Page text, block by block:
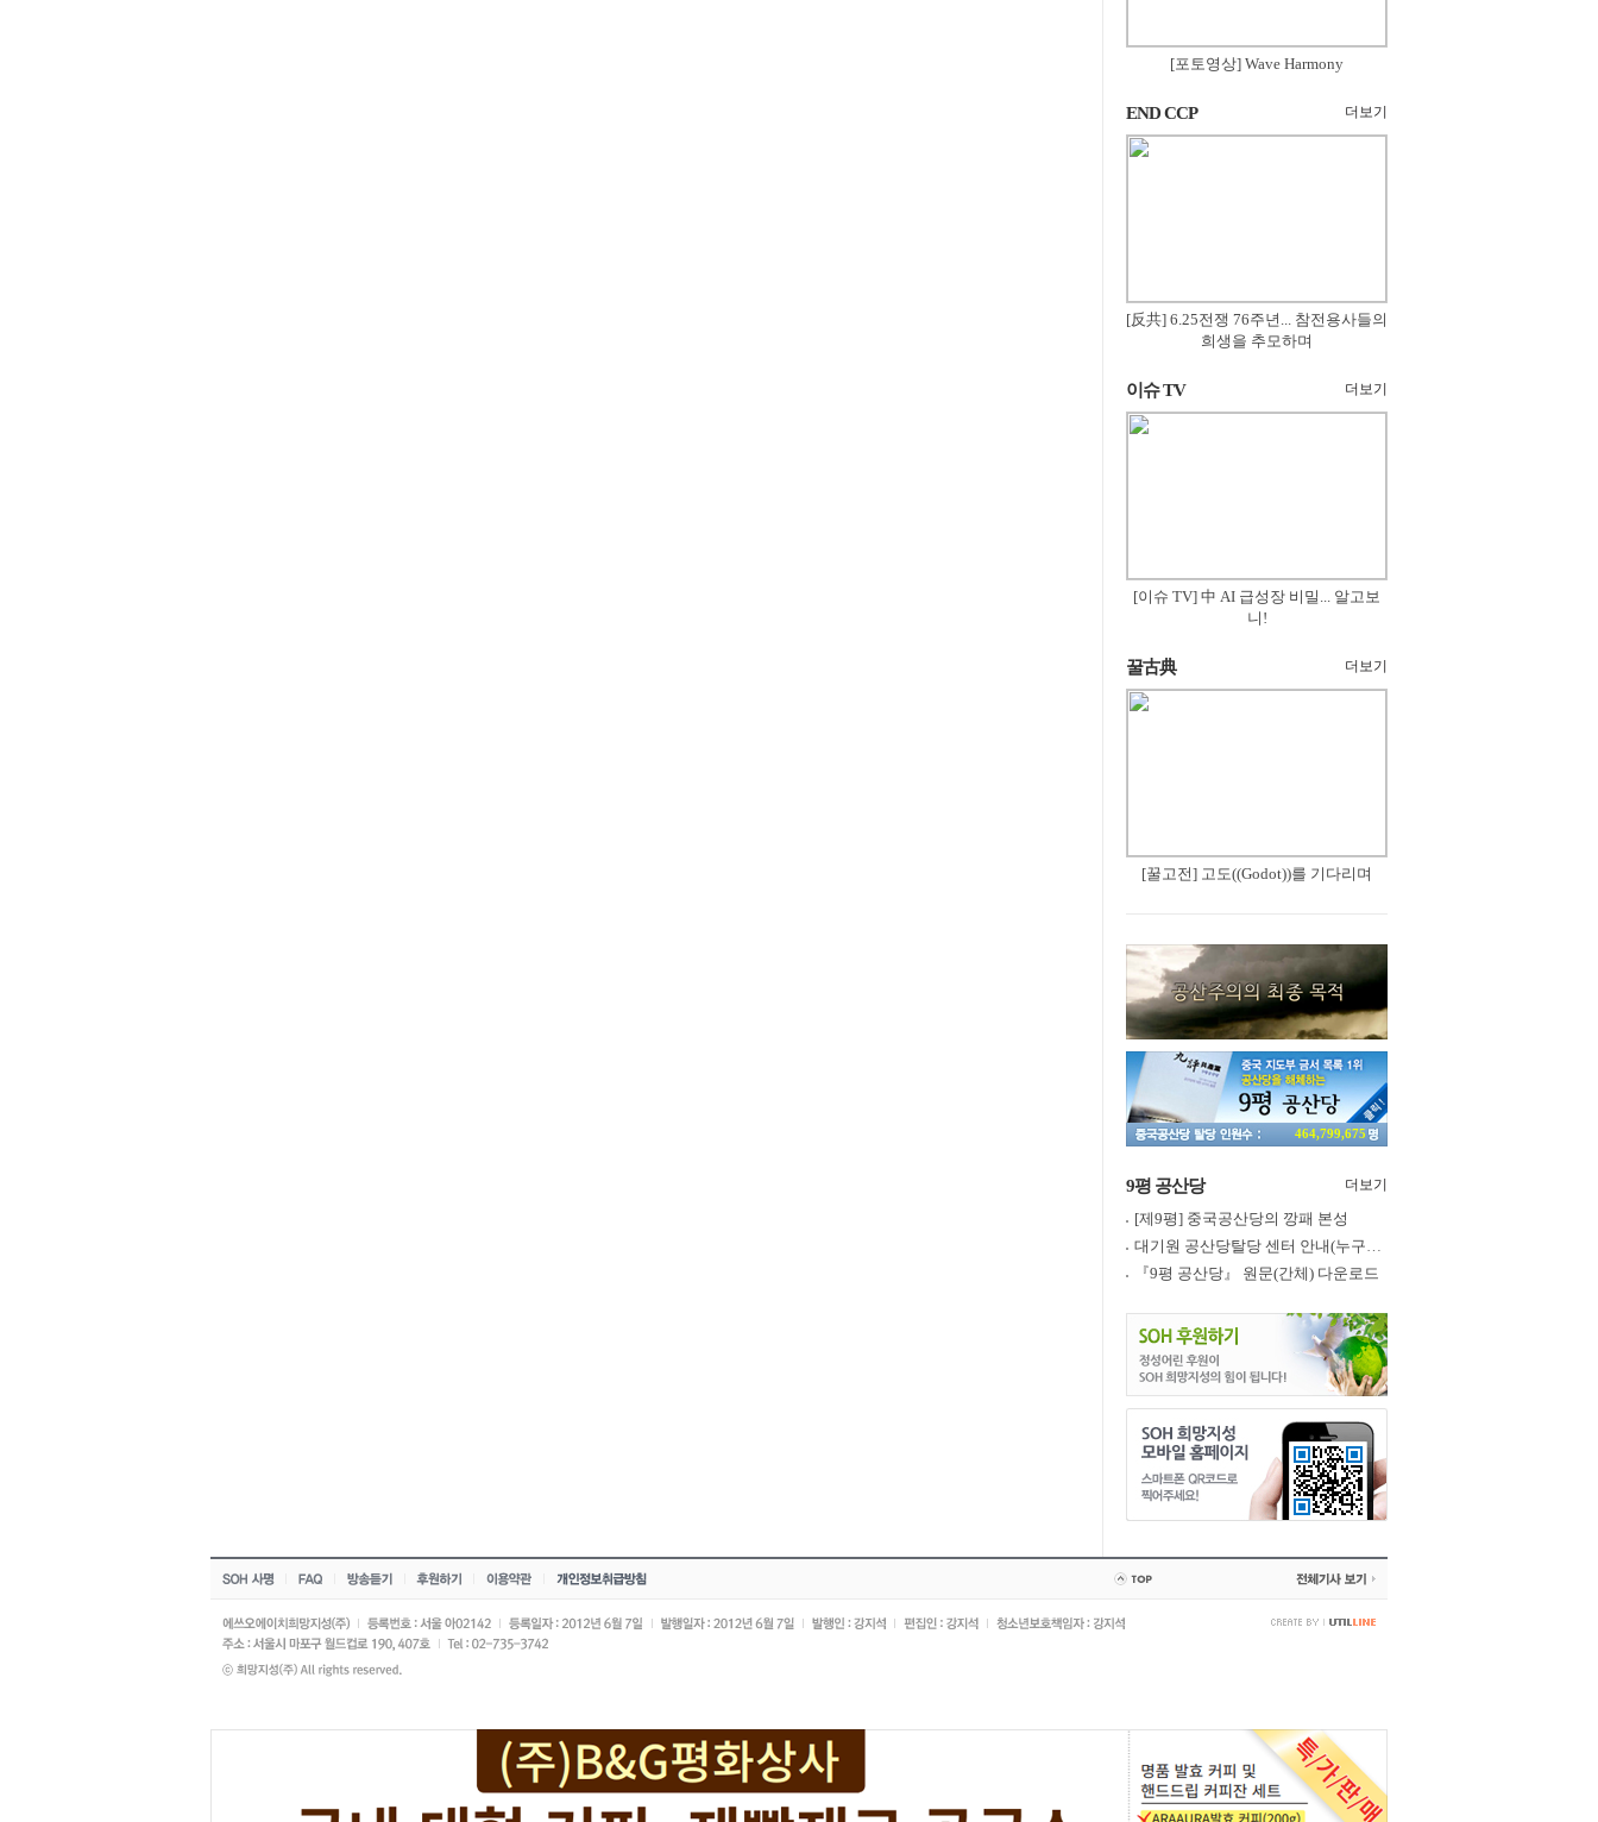
[포토영상] Wave Harmony
END CCP 더보기
[反共] 6.25전쟁 76주년... 참전용사들의
희생을 추모하며
이슈 TV 더보기
[이슈 TV] 中 AI 급성장 비밀... 알고보
니!
꿀古典 더보기
[꿀고전] 고도((Godot))를 기다리며
464,799,675
9평 공산당 더보기
[제9평] 중국공산당의 깡패 본성
대기원 공산당탈당 센터 안내(누구나 쉽게 退黨, 退團, 退隊 가능)
『9평 공산당』 원문(간체) 다운로드